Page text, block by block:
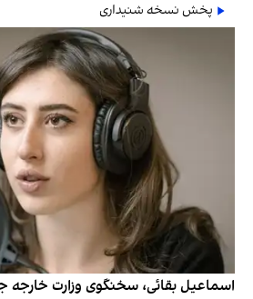
پخش نسخه شنیداری
اسماعیل بقائی، سخنگوی وزارت خارجه